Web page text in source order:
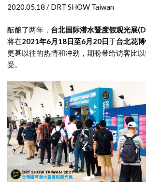
2020.05.18 / DRT SHOW Taiwan
酝酿了两年， 台北国际潜水暨度假观光展
将在2021年6月18日至6月20日于台北花
更甚以往的热情和冲劲，期盼带给访客比
受。